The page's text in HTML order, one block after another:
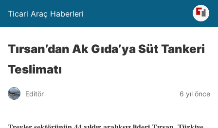
Ticari Araç Haberleri
Tırsan’dan Ak Gıda’ya Süt Tankeri
Teslimatı
Editör 6 yıl önce